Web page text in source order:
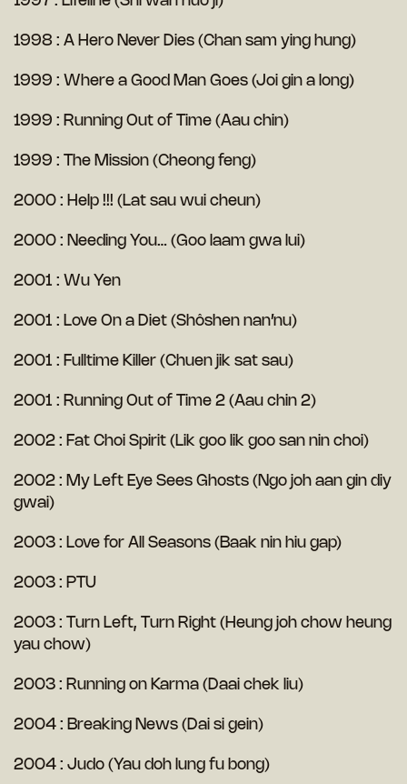
1998 : A Hero Never Dies (Chan sam ying hung)
1999 : Where a Good Man Goes (Joi gin a long)
1999 : Running Out of Time (Aau chin)
1999 : The Mission (Cheong feng)
2000 : Help !!! (Lat sau wui cheun)
2000 : Needing You… (Goo laam gwa lui)
2001 : Wu Yen
2001 : Love On a Diet (Shôshen nan’nu)
2001 : Fulltime Killer (Chuen jik sat sau)
2001 : Running Out of Time 2 (Aau chin 2)
2002 : Fat Choi Spirit (Lik goo lik goo san nin choi)
2002 : My Left Eye Sees Ghosts (Ngo joh aan gin diy
gwai)
2003 : Love for All Seasons (Baak nin hiu gap)
2003 : PTU
2003 : Turn Left, Turn Right (Heung joh chow heung
yau chow)
2003 : Running on Karma (Daai chek liu)
2004 : Breaking News (Dai si gein)
2004 : Judo (Yau doh lung fu bong)